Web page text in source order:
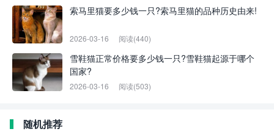
索马里猫要多少钱一只?索马里猫的品种历史由来!
2026-03-16 阅读(440)
雪鞋猫正常价格要多少钱一只?雪鞋猫起源于哪个
国家?
2026-03-16 阅读(503)
随机推荐